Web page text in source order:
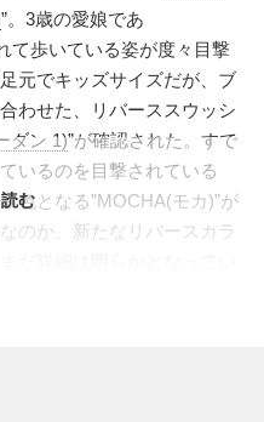
”。3歳の愛娘であ
て歩いている姿が度々目撃
元でキッズサイズだが、ブ
わせた、リバーススウッシ
ダン 1)”が確認された。すで
いるのを目撃されている
色となる”MOCHA(モカ)”が
のか、新たなリバースカラ
む